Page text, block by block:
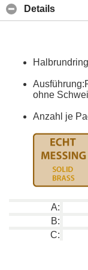
Details
ohne
Anzahl je
A:
B:
C: